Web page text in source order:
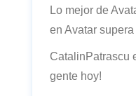
Lo mejor de
en Avatar
CatalinPatrascu
gente hoy!